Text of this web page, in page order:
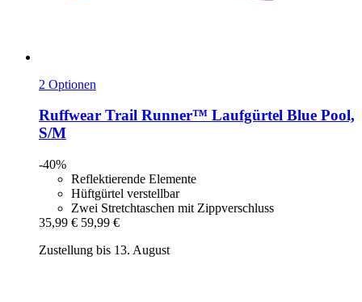
2 Optionen
Ruffwear Trail Runner™ Laufgürtel Blue Pool,
S/M
-40%
Reflektierende Elemente
Hüftgürtel verstellbar
Zwei Stretchtaschen mit Zippverschluss
35,99 € 59,99 €
Zustellung bis 13. August